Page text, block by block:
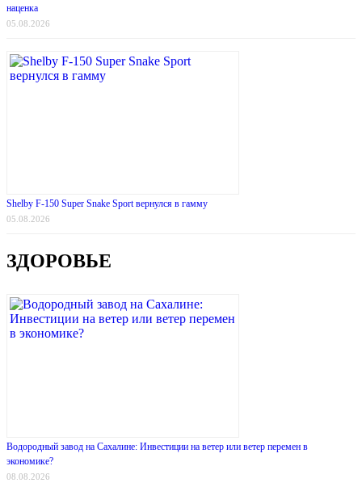
наценка
05.08.2026
Shelby F-150 Super Snake Sport вернулся в гамму
05.08.2026
ЗДОРОВЬЕ
Водородный завод на Сахалине: Инвестиции на ветер или ветер перемен в
экономике?
08.08.2026